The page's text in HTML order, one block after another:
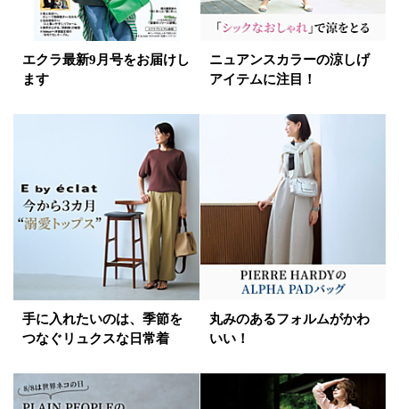
エクラ最新9月号をお届けし
ます
ニュアンスカラーの涼しげ
アイテムに注目！
手に入れたいのは、季節を
つなぐリュクスな日常着
丸みのあるフォルムがかわ
いい！